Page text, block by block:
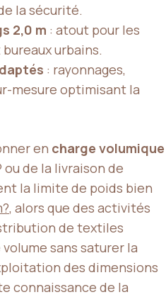
la sécurité.
2,0 m : atout pour les
urbains.
: rayonnages,
mesure optimisant la
en charge volumique
de la livraison de
la limite de poids bien
, alors que des activités
de textiles
sans saturer la
des dimensions
connaissance de la